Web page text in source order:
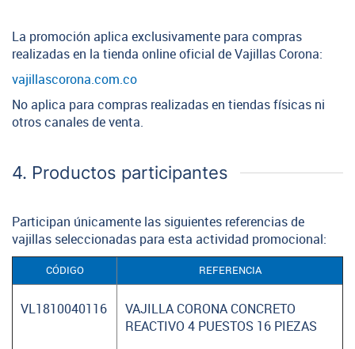
La promoción aplica exclusivamente para compras
realizadas en la tienda online oficial de Vajillas Corona:
vajillascorona.com.co
No aplica para compras realizadas en tiendas físicas ni
otros canales de venta.
4. Productos participantes
Participan únicamente las siguientes referencias de
vajillas seleccionadas para esta actividad promocional:
CÓDIGO REFERENCIA
VL1810040116
VAJILLA CORONA CONCRETO
REACTIVO 4 PUESTOS 16 PIEZAS